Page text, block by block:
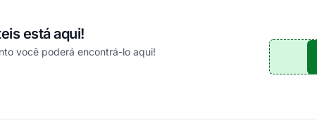
está aqui!
você poderá encontrá-lo aqui!